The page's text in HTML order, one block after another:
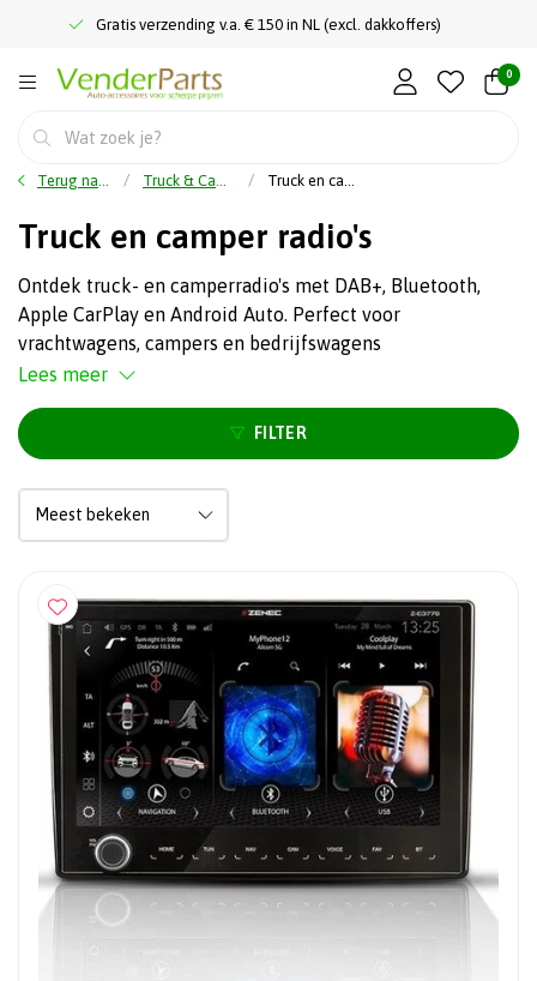
Gratis verzending v.a. € 150 in NL (excl. dakkoffers)
0
Terug naar home Truck & Camper Truck en camper radio's
Truck en camper radio's
Ontdek truck- en camperradio's met DAB+, Bluetooth,
Apple CarPlay en Android Auto. Perfect voor
vrachtwagens, campers en bedrijfswagens
Lees meer
FILTER